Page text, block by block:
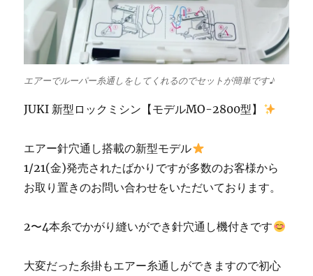
エアーでルーパー糸通しをしてくれるのでセットが簡単です♪
JUKI 新型ロックミシン【モデルMO-2800型】
エアー針穴通し搭載の新型モデル
1/21(金)発売されたばかりですが多数のお客様から
お取り置きのお問い合わせをいただいております。
2〜4本糸でかがり縫いができ針穴通し機付きです
大変だった糸掛もエアー糸通しができますので初心